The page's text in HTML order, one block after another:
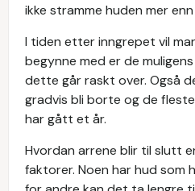
ikke stramme huden mer
I tiden etter inngrepet vil
begynne med er de
dette går raskt over. Også
gradvis bli borte og de
har gått et år.
Hvordan arrene blir til slutt
faktorer. Noen har hud som